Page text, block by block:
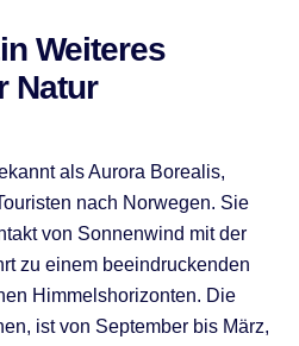
Weiteres
Natur
als Aurora Borealis,
nach Norwegen. Sie
von Sonnenwind mit der
zu einem beeindruckenden
Himmelshorizonten. Die
ist von September bis März,